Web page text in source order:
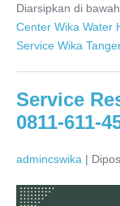
Diarsipkan di
Center Wika Water
Service Wika
Service
0811-611-
admincswika |
Service